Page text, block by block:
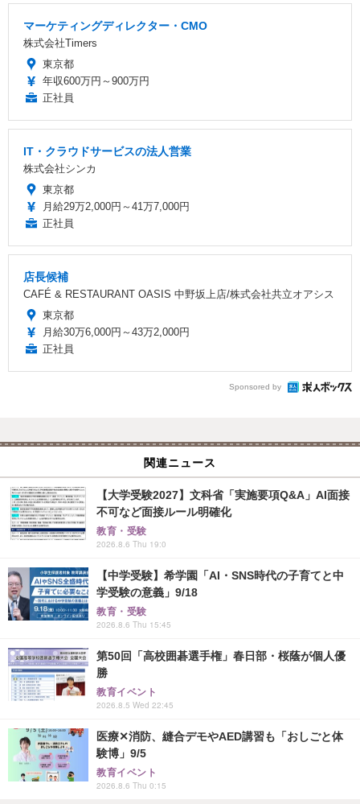
マーケティングディレクター・CMO
株式会社Timers
東京都
年収600万円～900万円
正社員
IT・クラウドサービスの法人営業
株式会社シンカ
東京都
月給29万2,000円～41万7,000円
正社員
店長候補
CAFÉ & RESTAURANT OASIS 中野坂上店/株式会社共立オアシス
東京都
月給30万6,000円～43万2,000円
正社員
Sponsored by
関連ニュース
【大学受験2027】文科省「実施要項Q&A」AI面接
不可など面接ルール明確化
教育・受験
2026.8.6 Thu 19:0
【中学受験】希学園「AI・SNS時代の子育てと中
学受験の意義」9/18
教育・受験
2026.8.6 Thu 15:45
第50回「高校囲碁選手権」春日部・桜蔭が個人優
勝
教育イベント
2026.8.5 Wed 22:45
医療✕消防、縫合デモやAED講習も「おしごと体
験博」9/5
教育イベント
2026.8.6 Thu 0:15